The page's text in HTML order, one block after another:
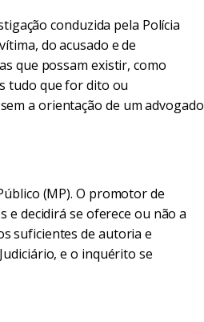
conduzida pela Polícia
do acusado e de
que possam existir, como
tudo que for dito ou
a orientação de um advogado
(MP). O promotor de
e decidirá se oferece ou não a
suficientes de autoria e
e o inquérito se